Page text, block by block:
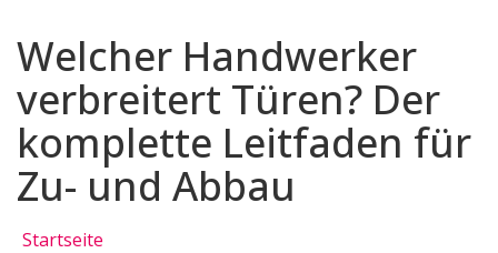
Welcher Handwerker
verbreitert Türen? Der
komplette Leitfaden für
Zu- und Abbau
Startseite